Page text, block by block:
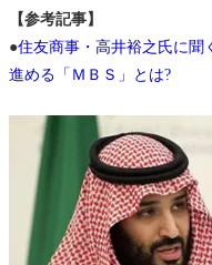
【参考記事】
●住友商事・高井裕之氏に聞
進める「ＭＢＳ」とは?